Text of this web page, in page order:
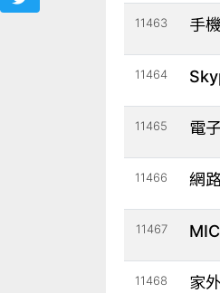
11463 手
11464
11465 電
11466 網
11467
11468 家